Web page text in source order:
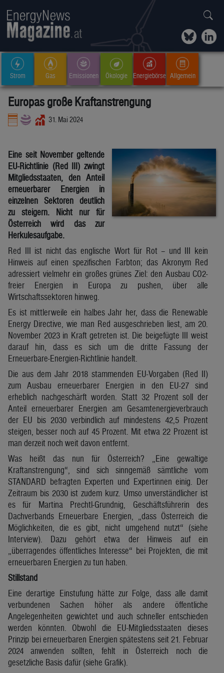
Strom Gas Emissionen Ökologie Energiebörse Allgemein
Europas große Kraftanstrengung
31. Mai 2024
Eine seit November geltende
EU-Richtlinie (Red III) zwingt
Mitgliedsstaaten, den Anteil
erneuerbarer Energien in
einzelnen Sektoren deutlich
zu steigern. Nicht nur für
Österreich wird das zur
Herkulesaufgabe.
Red III ist nicht das englische Wort für Rot – und III kein
Hinweis auf einen spezifischen Farbton; das Akronym Red
adressiert vielmehr ein großes grünes Ziel: den Ausbau CO2-
freier Energien in Europa zu pushen, über alle
Wirtschaftssektoren hinweg.
Es ist mittlerweile ein halbes Jahr her, dass die Renewable
Energy Directive, wie man Red ausgeschrieben liest, am 20.
November 2023 in Kraft getreten ist. Die beigefügte III weist
darauf hin, dass es sich um die dritte Fassung der
Erneuerbare-Energien-Richtlinie handelt.
Die aus dem Jahr 2018 stammenden EU-Vorgaben (Red II)
zum Ausbau erneuerbarer Energien in den EU-27 sind
erheblich nachgeschärft worden. Statt 32 Prozent soll der
Anteil erneuerbarer Energien am Gesamtenergieverbrauch
der EU bis 2030 verbindlich auf mindestens 42,5 Prozent
steigen, besser noch auf 45 Prozent. Mit etwa 22 Prozent ist
man derzeit noch weit davon entfernt.
Was heißt das nun für Österreich? „Eine gewaltige
Kraftanstrengung“, sind sich sinngemäß sämtliche vom
STANDARD befragten Experten und Expertinnen einig. Der
Zeitraum bis 2030 ist zudem kurz. Umso unverständlicher ist
es für Martina Prechtl-Grundnig, Geschäftsführerin des
Dachverbands Erneuerbare Energien, „dass Österreich die
Möglichkeiten, die es gibt, nicht umgehend nutzt“ (siehe
Interview). Dazu gehört etwa der Hinweis auf ein
„überragendes öffentliches Interesse“ bei Projekten, die mit
erneuerbaren Energien zu tun haben.
Stillstand
Eine derartige Einstufung hätte zur Folge, dass alle damit
verbundenen Sachen höher als andere öffentliche
Angelegenheiten gewichtet und auch schneller entschieden
werden könnten. Obwohl die EU-Mitgliedsstaaten dieses
Prinzip bei erneuerbaren Energien spätestens seit 21. Februar
2024 anwenden sollten, fehlt in Österreich noch die
gesetzliche Basis dafür (siehe Grafik).